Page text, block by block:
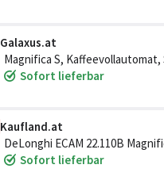
Galaxus.at
Magnifica S, Kaffeevollautomat,
Sofort lieferbar
Kaufland.at
DeLonghi ECAM 22.110B
Sofort lieferbar